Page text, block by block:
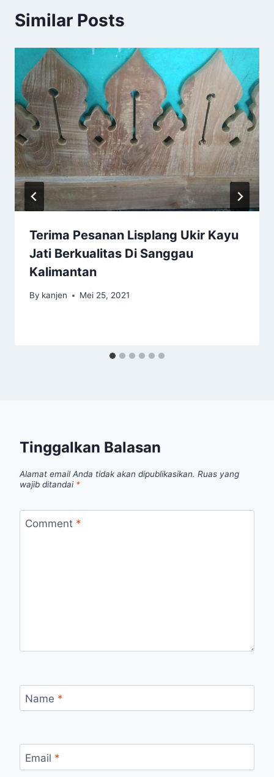
Similar Posts
Terima Pesanan Lisplang Ukir Kayu
Jati Berkualitas Di Sanggau
Kalimantan
By kanjen Mei 25, 2021
Tinggalkan Balasan
Alamat email Anda tidak akan dipublikasikan. Ruas yang
wajib ditandai *
Comment *
Name *
Email *